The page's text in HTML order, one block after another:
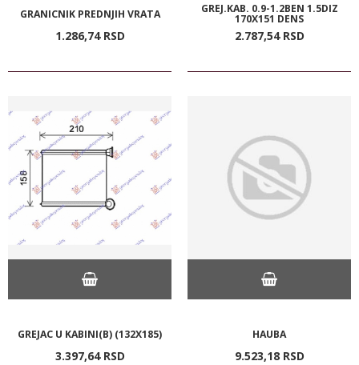
GRANICNIK PREDNJIH VRATA
1.286,74 RSD
GREJ.KAB. 0.9-1.2BEN 1.5DIZ
170X151 DENS
2.787,54 RSD
GREJAC U KABINI(B) (132X185)
3.397,64 RSD
HAUBA
9.523,18 RSD